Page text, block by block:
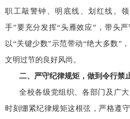
职工敲警钟、明底线、划红线。
手”要充分发挥“头雁效应”，带头严
以“关键少数”示范带动“绝大多数”
文明过节的良好风尚。
二、严守纪律规矩，做到令行禁
全校各级党组织、各部门及广
时刻绷紧纪律规矩这根弦，严格遵